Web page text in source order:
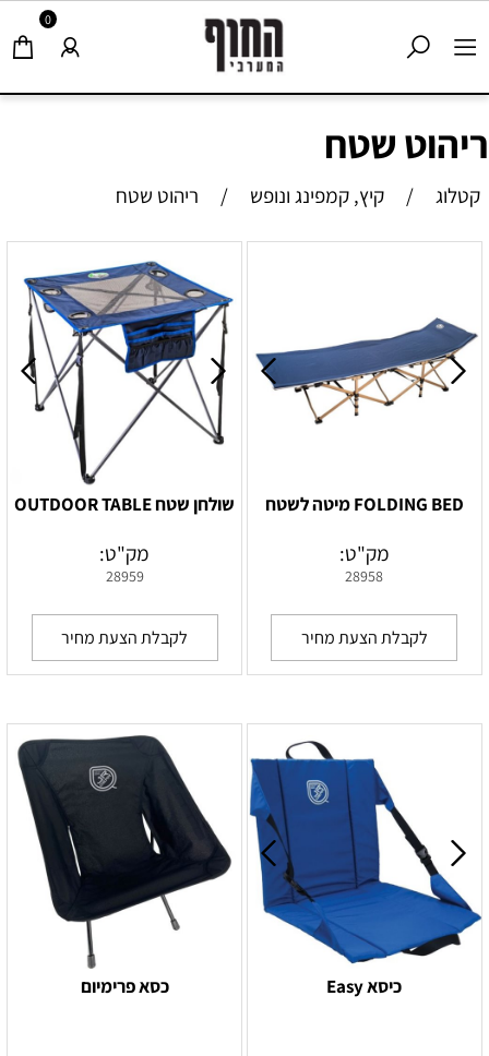
0
ריהוט שטח
קטלוג / קיץ, קמפינג ונופש / ריהוט שטח
FOLDING BED מיטה לשטח
מק"ט:
28958
לקבלת הצעת מחיר
שולחן שטח OUTDOOR TABLE
מק"ט:
28959
לקבלת הצעת מחיר
כיסא Easy כסא פרימיום